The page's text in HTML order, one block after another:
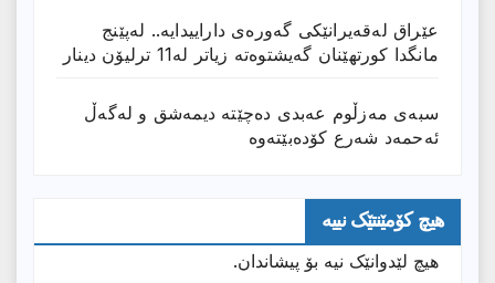
عێراق له‌قه‌یرانێكى گه‌وره‌ى داراییدایه‌.. له‌پێنج
مانگدا كورتهێنان گه‌یشتوه‌ته‌ زیاتر له‌11 ترلیۆن دینار
سبەی مەزڵوم عەبدی دەچێتە دیمەشق و لەگەڵ
ئەحمەد شەرع کۆدەبێتەوە
هیچ کۆمێنتێک نییە
هیچ لێدوانێک نیە بۆ پیشاندان.